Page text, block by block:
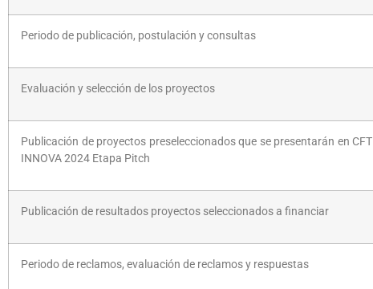
Periodo de publicación, postulación y consultas
Evaluación y selección de los proyectos
Publicación de proyectos preseleccionados que se presentarán en CFT
INNOVA 2024 Etapa Pitch
Publicación de resultados proyectos seleccionados a financiar
Periodo de reclamos, evaluación de reclamos y respuestas